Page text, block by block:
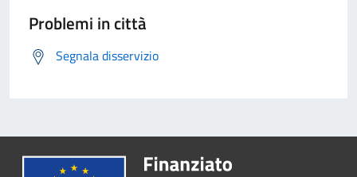
Problemi in città
Segnala disservizio